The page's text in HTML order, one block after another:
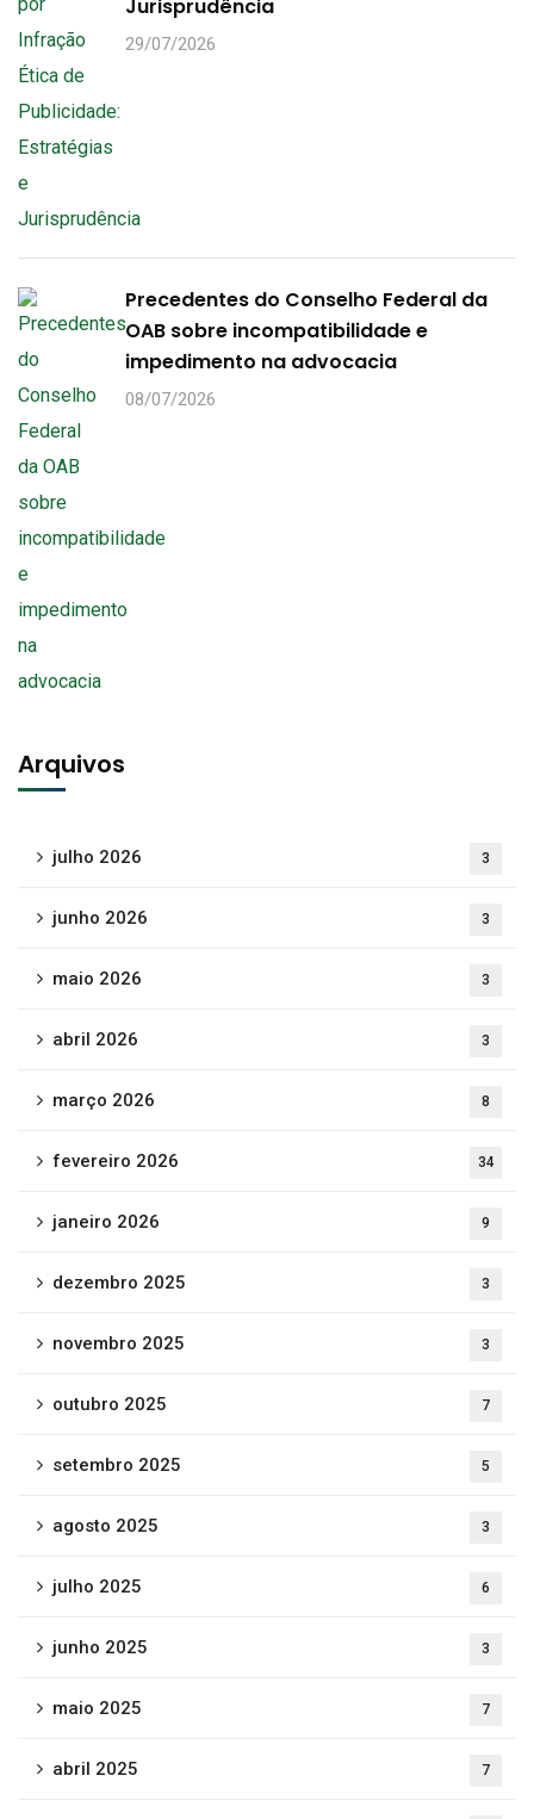
Jurisprudência
29/07/2026
Precedentes do Conselho Federal da
OAB sobre incompatibilidade e
impedimento na advocacia
08/07/2026
Arquivos
julho 2026 3
junho 2026 3
maio 2026 3
abril 2026 3
março 2026 8
fevereiro 2026 34
janeiro 2026 9
dezembro 2025 3
novembro 2025 3
outubro 2025 7
setembro 2025 5
agosto 2025 3
julho 2025 6
junho 2025 3
maio 2025 7
abril 2025 7